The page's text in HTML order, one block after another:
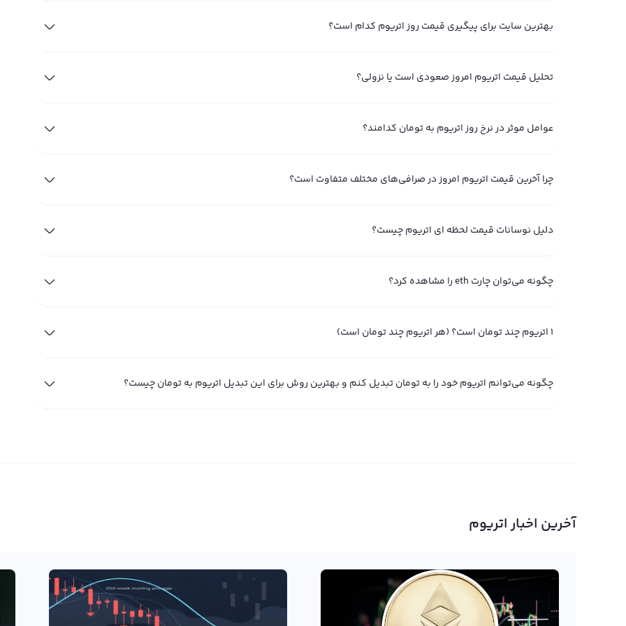
قیمت اتریوم در سال ۲۰۱۵
میانگین قیمت ارز اتریوم به تومان: ۴,۵۱۴.۴۵
قیمت اتریوم در سال ۲۰۱۶
حداکثر قیمت اتریوم به دلار: ۲۱.۵
حداقل قیمت رمز ارز اتریوم به دلار: ۸
حداقل قیمت یک اتریوم به دلار: ۸۰.۹
حداکثر قیمت یک اتریوم به دلار: ۳۶۳.۲
قیمت اتریوم در سال ۲۰۲۰
حداقل قیمت اتریوم به دلار: ۸۸.۲
بهترین سایت برای پیگیری قیمت روز اتریوم کدام است؟
تحلیل قیمت اتریوم امروز صعودی است یا نزولی؟
عوامل موثر در نرخ روز اتریوم به تومان کدامند؟
چرا آخرین قیمت اتریوم امروز در صرافی‌های مختلف متفاوت است؟
دلیل نوسانات قیمت لحظه ای اتریوم چیست؟
چگونه می‌توان چارت eth را مشاهده کرد؟
1 اتریوم چند تومان است؟ (هر اتریوم چند تومان است)
چگونه می‌توانم اتریوم خود را به تومان تبدیل کنم و بهترین روش برای این تبدیل اتریوم به تومان چیست؟
آخرین اخبار اتریوم